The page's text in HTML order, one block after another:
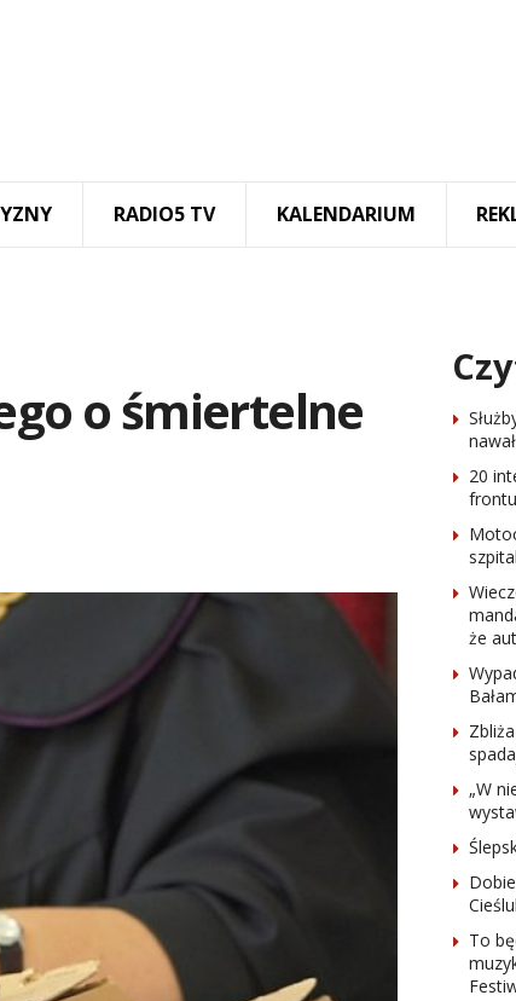
RADIO5 TV KALENDARIUM
o śmiertelne
20
że
„W
To